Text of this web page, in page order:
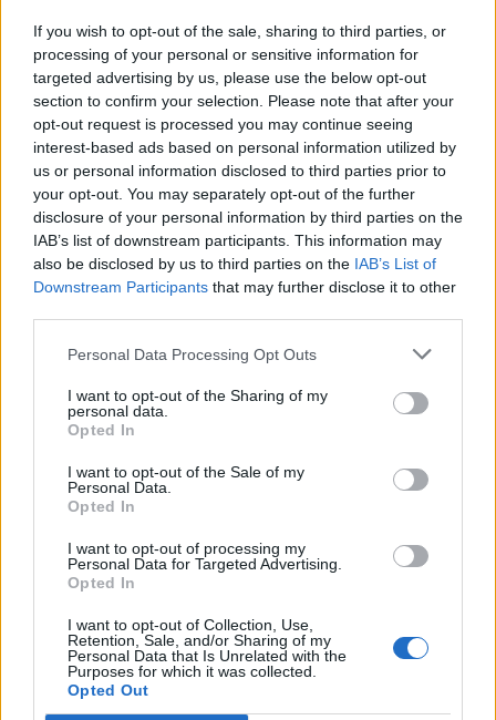
If you wish to opt-out of the sale, sharing to third parties, or
processing of your personal or sensitive information for
targeted advertising by us, please use the below opt-out
section to confirm your selection. Please note that after your
opt-out request is processed you may continue seeing
interest-based ads based on personal information utilized by
us or personal information disclosed to third parties prior to
your opt-out. You may separately opt-out of the further
disclosure of your personal information by third parties on the
IAB’s list of downstream participants. This information may
also be disclosed by us to third parties on the IAB’s List of
Downstream Participants that may further disclose it to other
Personal Data Processing Opt Outs
I want to opt-out of the Sharing of my
personal data.
Opted In
I want to opt-out of the Sale of my
Personal Data.
Opted In
I want to opt-out of processing my
Personal Data for Targeted Advertising.
Opted In
I want to opt-out of Collection, Use,
Retention, Sale, and/or Sharing of my
Personal Data that Is Unrelated with the
Purposes for which it was collected.
Opted Out
precisamente dal sito di calciomercato
le10sport.com.
Il Milan potrebbe trovare i fondi per
accontentare le alte pretese del club spagnolo
che detiene il cartellino di Griezmann grazie al
risparmio dello stipendio di Kakà e dallasempre
più probabile partenza di Robinho , mentre non
ci sarebbero problemi nel trovare un accordo
l’ingaggio.
Una trattativa vera e propria comunque non è
facile far approdare Griezmann alla corte di
Inzaghi, visto che il Milan dovrà battere una
folta concorrenza.
RedazioneCanaleMilan
Autore